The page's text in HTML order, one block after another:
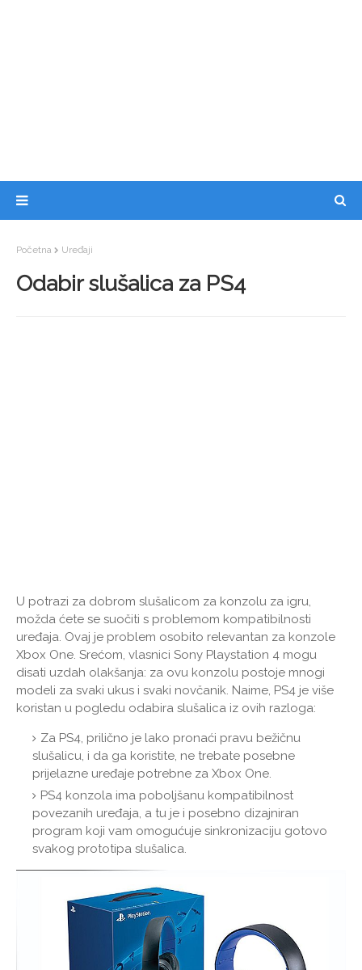
Početna Uređaji
Odabir slušalica za PS4
U potrazi za dobrom slušalicom za konzolu za igru,
možda ćete se suočiti s problemom kompatibilnosti
uređaja. Ovaj je problem osobito relevantan za konzole
Xbox One. Srećom, vlasnici Sony Playstation 4 mogu
disati uzdah olakšanja: za ovu konzolu postoje mnogi
modeli za svaki ukus i svaki novčanik. Naime, PS4 je više
koristan u pogledu odabira slušalica iz ovih razloga:
Za PS4, prilično je lako pronaći pravu bežičnu
slušalicu, i da ga koristite, ne trebate posebne
prijelazne uređaje potrebne za Xbox One.
PS4 konzola ima poboljšanu kompatibilnost
povezanih uređaja, a tu je i posebno dizajniran
program koji vam omogućuje sinkronizaciju gotovo
svakog prototipa slušalica.